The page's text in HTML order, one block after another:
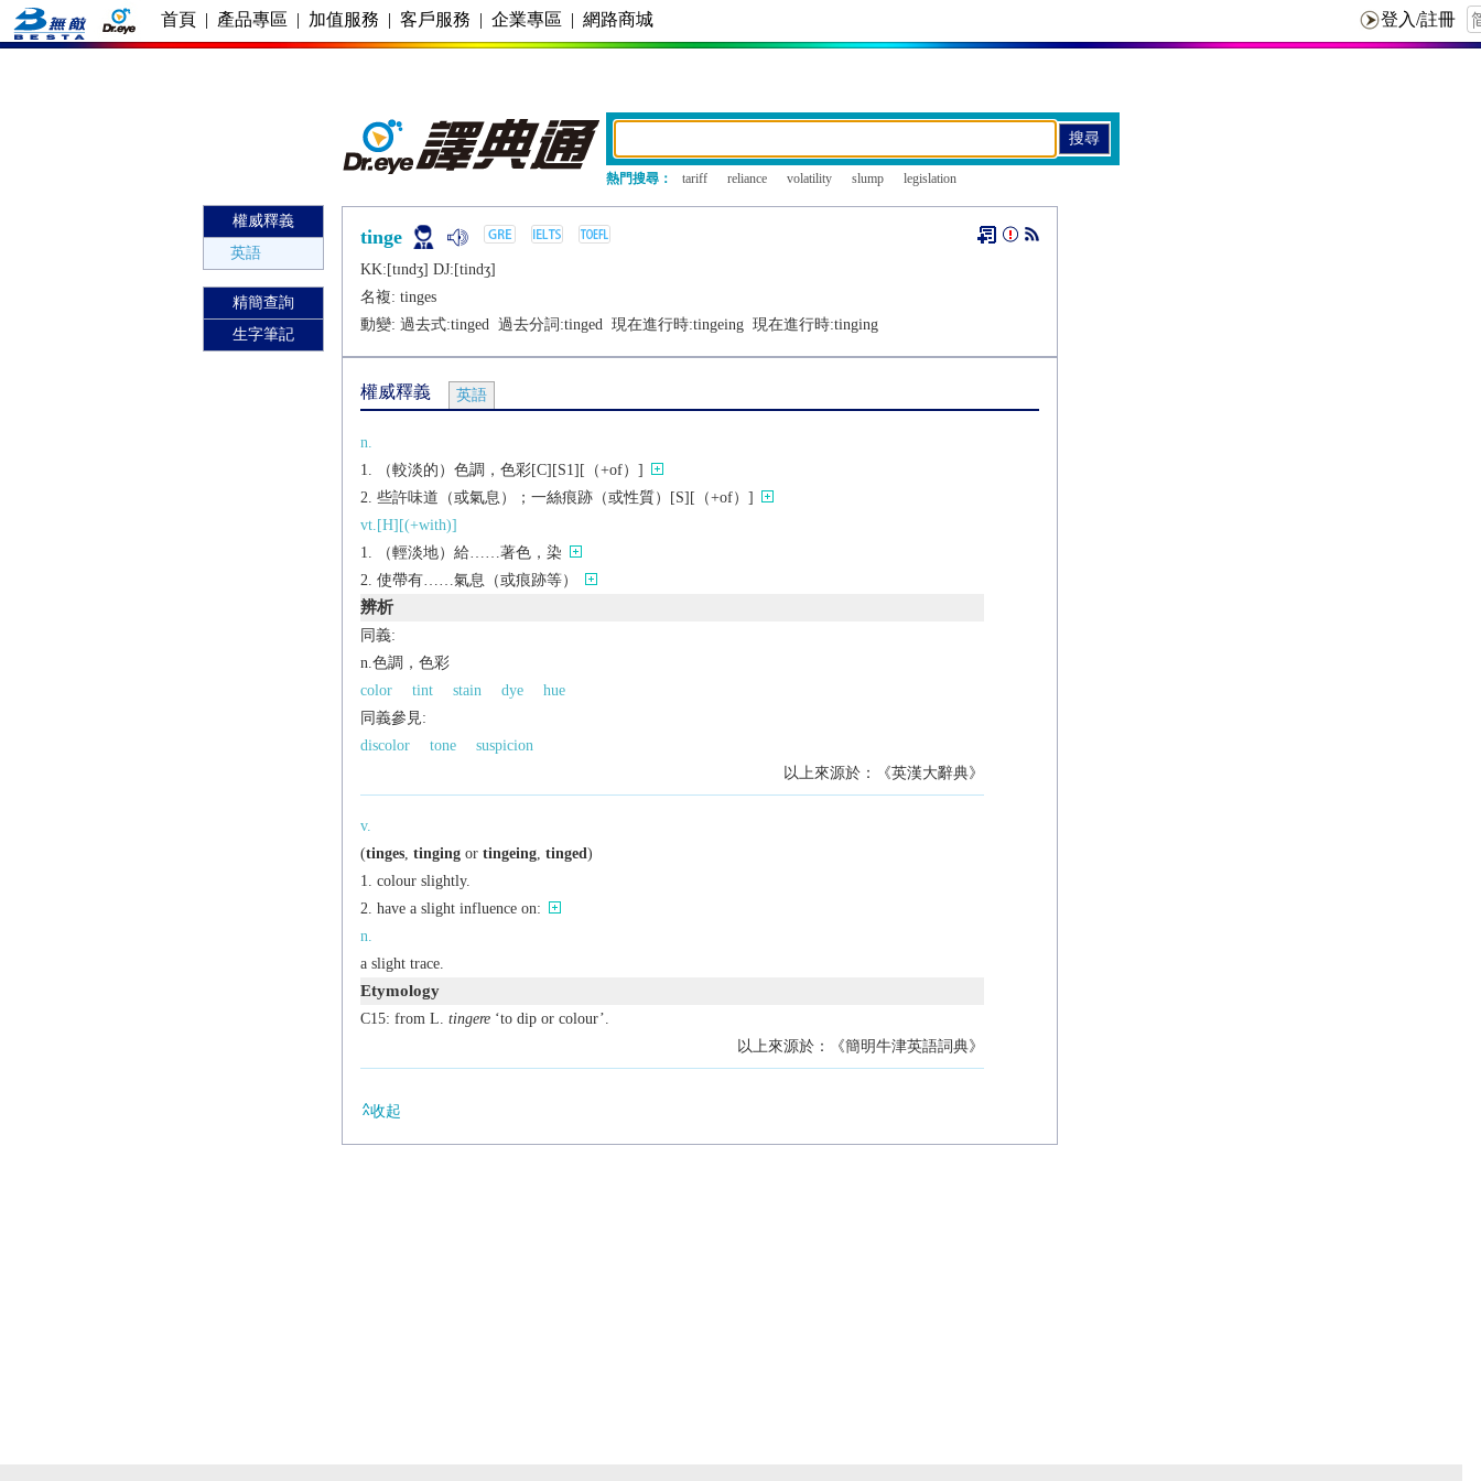
首頁 | 產品專區 | 加值服務 | 客戶服務 | 企業專區 | 網路商城
熱門搜尋： tariff reliance volatility slump legislation
權威釋義
英語
精簡查詢
生字筆記
tinge
KK:[tɪndʒ] DJ:[tindʒ]
名複: tinges
動變: 過去式:tinged 過去分詞:tinged 現在進行時:tingeing現在進行時:tinging
權威釋義 英語
n.
（較淡的）色調，色彩[C][S1][（+of）]
些許味道（或氣息）；一絲痕跡（或性質）[S][（+of）]
vt.[H][(+with)]
（輕淡地）給……著色，染
使帶有……氣息（或痕跡等）
辨析
同義:
n.色調，色彩
color
tint stain dye
hue
同義參見:
discolor
tone
suspicion
以上來源於：《英漢大辭典》
v.
(tinges, tingingor tingeing, tinged )
colour slightly.
have a slight influence on:
n.
a slight trace.
Etymology
C15: from L. tingere‘to dip or colour’.
以上來源於：《簡明牛津英語詞典》
收起